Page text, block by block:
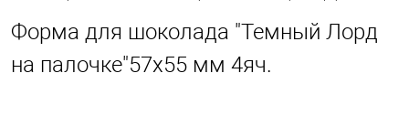
Форма для шоколада "Темный Лорд
на палочке"57х55 мм 4яч.